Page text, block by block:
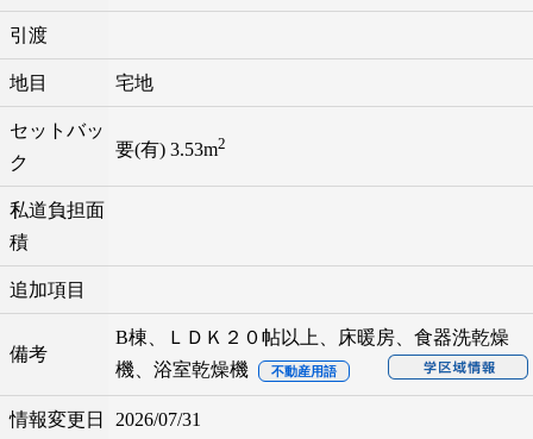
引渡
地目 宅地
セットバッ
ク
要(有) 3.53m2
私道負担面
積
追加項目
備考
B棟、ＬＤＫ２０帖以上、床暖房、食器洗乾燥
機、浴室乾燥機
不動産用語
情報変更日 2026/07/31